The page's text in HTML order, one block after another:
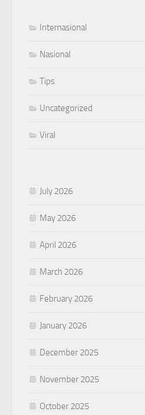
Internasional
Nasional
Tips
Uncategorized
Viral
July 2026
May 2026
April 2026
March 2026
February 2026
January 2026
December 2025
November 2025
October 2025